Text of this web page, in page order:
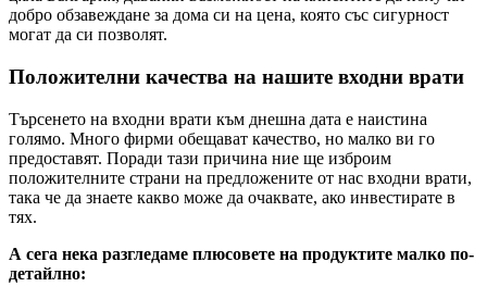
добро обзавеждане за дома си на цена, която със сигурност
могат да си позволят.
Положителни качества на нашите входни врати
Търсенето на входни врати към днешна дата е наистина
голямо. Много фирми обещават качество, но малко ви го
предоставят. Поради тази причина ние ще изброим
положителните страни на предложените от нас входни врати,
така че да знаете какво може да очаквате, ако инвестирате в
тях.
А сега нека разгледаме плюсовете на продуктите малко по-
детайлно: